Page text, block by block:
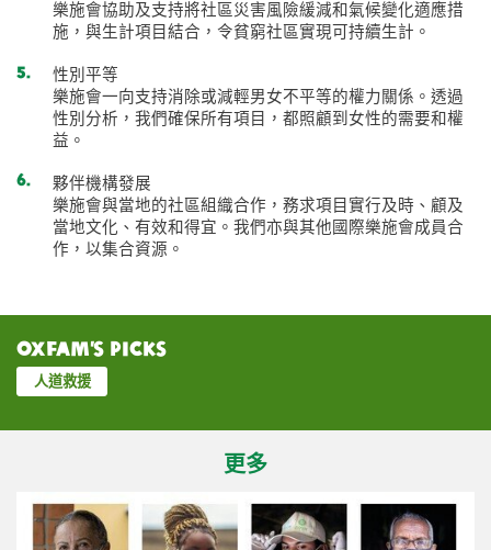
樂施會協助及支持將社區災害風險緩減和氣候變化適應措
施，與生計項目結合，令貧窮社區實現可持續生計。
性別平等
樂施會一向支持消除或減輕男女不平等的權力關係。透過
性別分析，我們確保所有項目，都照顧到女性的需要和權
益。
夥伴機構發展
樂施會與當地的社區組織合作，務求項目實行及時、顧及
當地文化、有效和得宜。我們亦與其他國際樂施會成員合
作，以集合資源。
Oxfam’s Picks
人道救援
更多